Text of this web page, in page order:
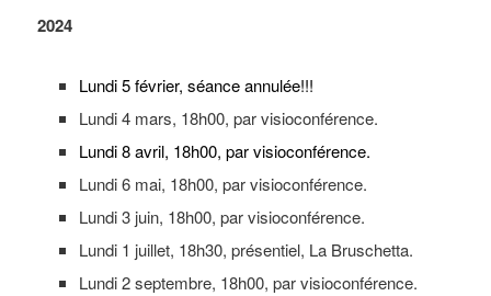
2024
Lundi 5 février, séance annulée!!!
Lundi 4 mars, 18h00, par visioconférence.
Lundi 8 avril, 18h00, par visioconférence.
Lundi 6 mai, 18h00, par visioconférence.
Lundi 3 juin, 18h00, par visioconférence.
Lundi 1 juillet, 18h30, présentiel, La Bruschetta.
Lundi 2 septembre, 18h00, par visioconférence.